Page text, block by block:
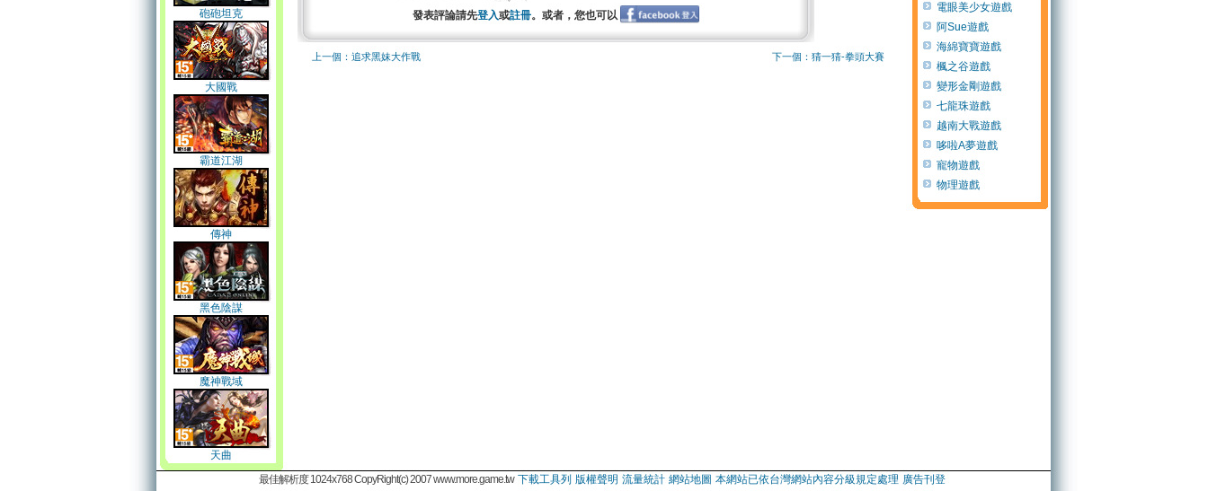
砲砲坦克
大國戰
霸道江湖
傳神
黑色陰謀
魔神戰域
天曲
發表評論請先登入或註冊。或者，您也可以
上一個：追求黑妹大作戰 下一個：猜一猜-拳頭大賽
電眼美少女遊戲
阿Sue遊戲
海綿寶寶遊戲
楓之谷遊戲
變形金剛遊戲
七龍珠遊戲
越南大戰遊戲
哆啦A夢遊戲
寵物遊戲
物理遊戲
最佳解析度 1024x768 CopyRight(c) 2007 www.more.game.tw 下載工具列 版權聲明 流量統計 網站地圖 本網站已依台灣網站內容分級規定處理 廣告刊登